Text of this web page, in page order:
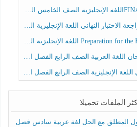
النهائي اللغة الإنجليزية الصف الرابع الفصل الثالث
اللغة العربية الصف الرابع الفصل الثالث
الإنجليزية الصف الرابع الفصل الثالث
الملفات تحميلا
المطلق مع الحل لغة عربية سادس فصل